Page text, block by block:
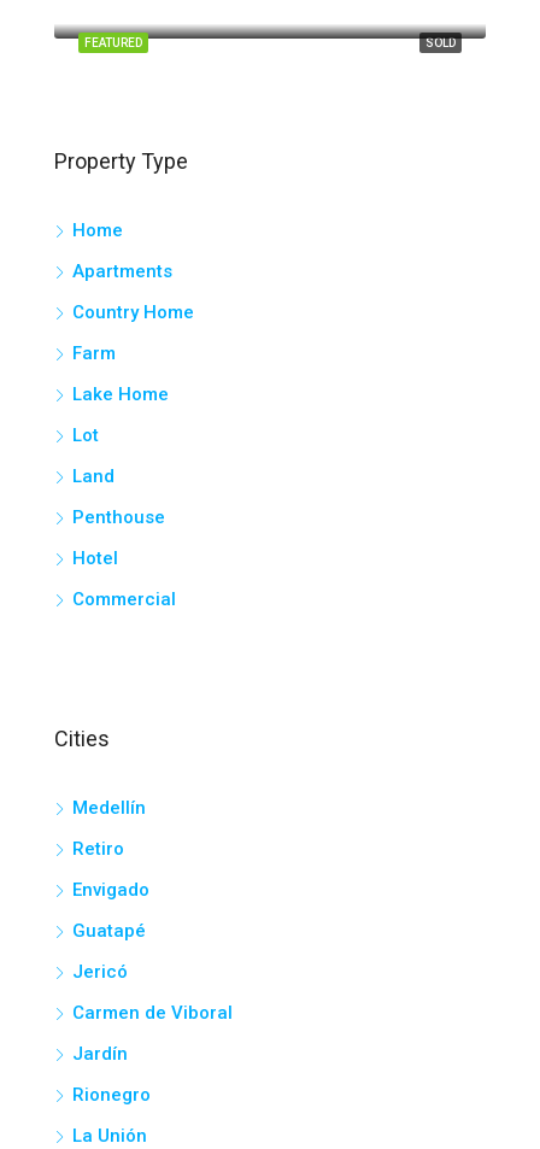
SOLD
FEATURED
Property Type
Home
Apartments
Country Home
Farm
Lake Home
Lot
Land
Penthouse
Hotel
Commercial
Cities
Medellín
Retiro
Envigado
Guatapé
Jericó
Carmen de Viboral
Jardín
Rionegro
La Unión